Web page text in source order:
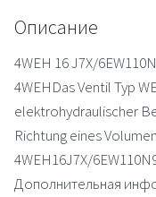
Описание
4WEH 16 J7X/
4WEHDas Ventil Typ
elektrohydraulischer
Richtung eines
4WEH16J7X/
Дополнительная